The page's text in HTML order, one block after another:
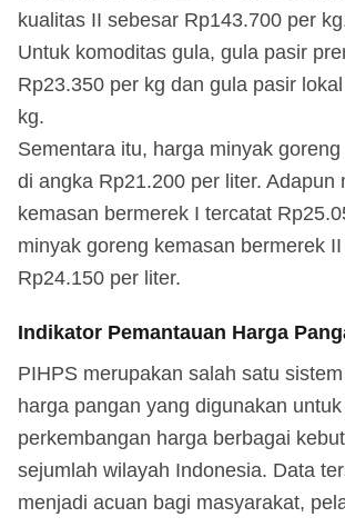
kualitas II sebesar Rp143.700 per
Untuk komoditas gula, gula pasir
Rp23.350 per kg dan gula pasir
kg.
Sementara itu, harga minyak
di angka Rp21.200 per liter. Adapun
kemasan bermerek I tercatat
minyak goreng kemasan bermerek
Rp24.150 per liter.
Indikator Pemantauan Harga
PIHPS merupakan salah satu
harga pangan yang digunakan
perkembangan harga berbagai
sejumlah wilayah Indonesia. Data
menjadi acuan bagi masyarakat,